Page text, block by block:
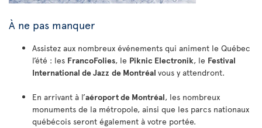
À ne pas manquer
Assistez aux nombreux événements qui animent le Québec
l’été : les FrancoFolies, le Piknic Electronik, le Festival
International de Jazz de Montréal vous y attendront.
En arrivant à l’aéroport de Montréal, les nombreux
monuments de la métropole, ainsi que les parcs nationaux
québécois seront également à votre portée.